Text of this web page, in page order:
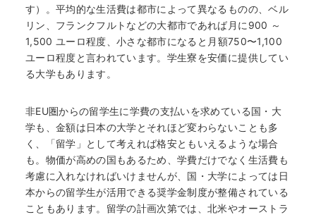
す）。平均的な生活費は都市によって異なるものの、ベル
リン、フランクフルトなどの大都市であれば月に900 ～
1,500 ユーロ程度、小さな都市になると月額750〜1,100
ユーロ程度と言われています。学生寮を安価に提供してい
る大学もあります。
非EU圏からの留学生に学費の支払いを求めている国・大
学も、金額は日本の大学とそれほど変わらないことも多
く、「留学」として考えれば格安ともいえるような場合
も。物価が高めの国もあるため、学費だけでなく生活費も
考慮に入れなければいけませんが、国・大学によっては日
本からの留学生が活用できる奨学金制度が整備されている
こともあります。留学の計画次第では、北米やオーストラ